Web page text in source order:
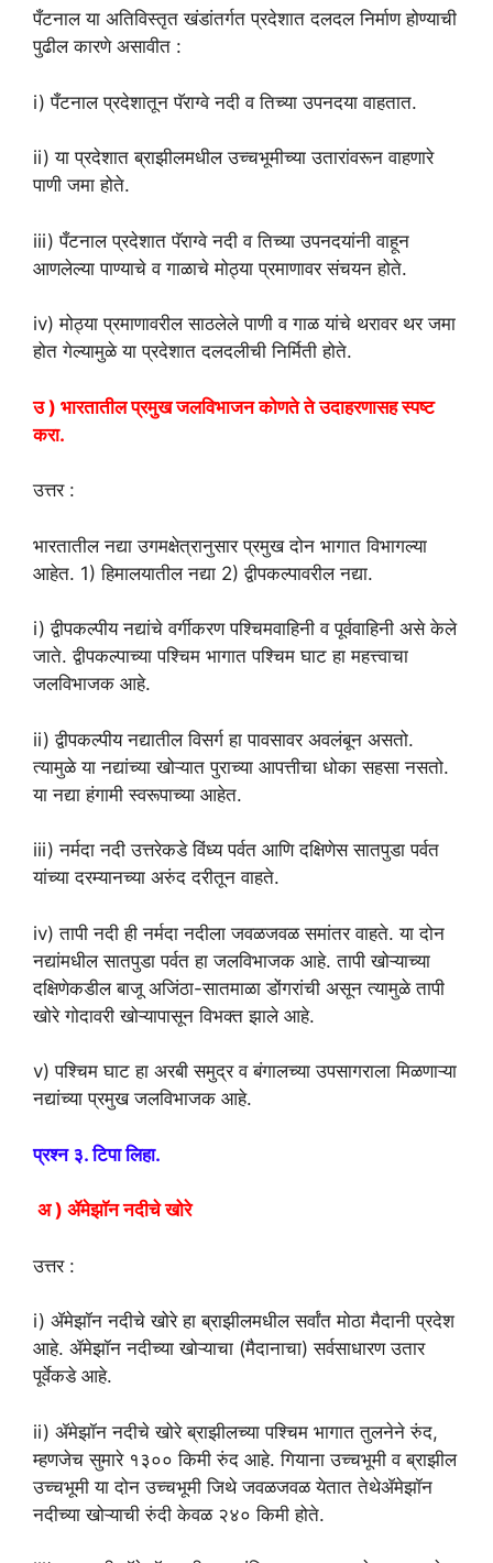
पँटनाल या अतिविस्तृत खंडांतर्गत प्रदेशात दलदल निर्माण होण्याची
पुढील कारणे असावीत :
i) पँटनाल प्रदेशातून पॅराग्वे नदी व तिच्या उपनदया वाहतात.
ii) या प्रदेशात ब्राझीलमधील उच्चभूमीच्या उतारांवरून वाहणारे
पाणी जमा होते.
iii) पँटनाल प्रदेशात पॅराग्वे नदी व तिच्या उपनदयांनी वाहून
आणलेल्या पाण्याचे व गाळाचे मोठ्या प्रमाणावर संचयन होते.
iv) मोठ्या प्रमाणावरील साठलेले पाणी व गाळ यांचे थरावर थर जमा
होत गेल्यामुळे या प्रदेशात दलदलीची निर्मिती होते.
उ ) भारतातील प्रमुख जलविभाजन कोणते ते उदाहरणासह स्पष्ट
करा.
उत्तर :
भारतातील नद्या उगमक्षेत्रानुसार प्रमुख दोन भागात विभागल्या
आहेत. 1) हिमालयातील नद्या 2) द्वीपकल्पावरील नद्या.
i) द्वीपकल्पीय नद्यांचे वर्गीकरण पश्चिमवाहिनी व पूर्ववाहिनी असे केले
जाते. द्वीपकल्पाच्या पश्चिम भागात पश्चिम घाट हा महत्त्वाचा
जलविभाजक आहे.
ii) द्वीपकल्पीय नद्यातील विसर्ग हा पावसावर अवलंबून असतो.
त्यामुळे या नद्यांच्या खोऱ्यात पुराच्या आपत्तीचा धोका सहसा नसतो.
या नद्या हंगामी स्वरूपाच्या आहेत.
iii) नर्मदा नदी उत्तरेकडे विंध्य पर्वत आणि दक्षिणेस सातपुडा पर्वत
यांच्या दरम्यानच्या अरुंद दरीतून वाहते.
iv) तापी नदी ही नर्मदा नदीला जवळजवळ समांतर वाहते. या दोन
नद्यांमधील सातपुडा पर्वत हा जलविभाजक आहे. तापी खोऱ्याच्या
दक्षिणेकडील बाजू अजिंठा-सातमाळा डोंगरांची असून त्यामुळे तापी
खोरे गोदावरी खोऱ्यापासून विभक्त झाले आहे.
v) पश्चिम घाट हा अरबी समुद्र व बंगालच्या उपसागराला मिळणाऱ्या
नद्यांच्या प्रमुख जलविभाजक आहे.
प्रश्न ३. टिपा लिहा.
अ ) ॲमेझाॅन नदीचे खोरे
उत्तर :
i) ॲमेझॉन नदीचे खोरे हा ब्राझीलमधील सर्वांत मोठा मैदानी प्रदेश
आहे. ॲमेझॉन नदीच्या खोऱ्याचा (मैदानाचा) सर्वसाधारण उतार
पूर्वेकडे आहे.
ii) ॲमेझॉन नदीचे खोरे ब्राझीलच्या पश्चिम भागात तुलनेने रुंद,
म्हणजेच सुमारे १३०० किमी रुंद आहे. गियाना उच्चभूमी व ब्राझील
उच्चभूमी या दोन उच्चभूमी जिथे जवळजवळ येतात तेथेॲमेझॉन
नदीच्या खोऱ्याची रुंदी केवळ २४० किमी होते.